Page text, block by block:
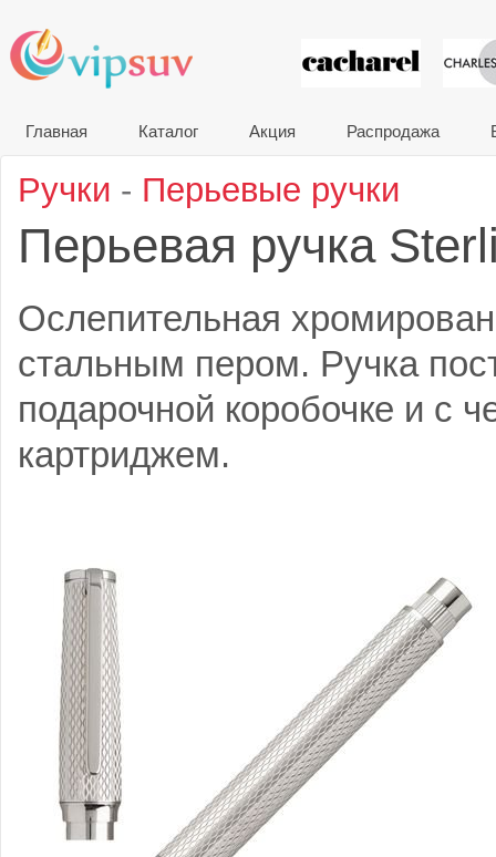
VIP
Главная Каталог Акция Распродажа
Ручки - Перьевые ручки
Перьевая ручка
Ослепительная
стальным пером. Ручка
подарочной коробочке и с
картриджем.